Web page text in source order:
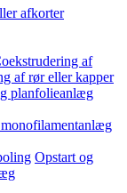
afkorter
af
af rør eller kapper
planfolieanlæg
Opstart og